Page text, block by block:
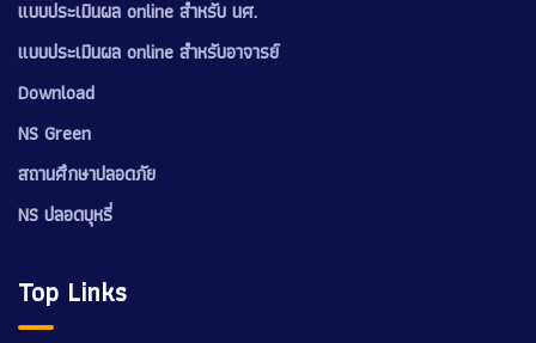
แบบประเมินผล online สำหรับ นศ.
แบบประเมินผล online สำหรับอาจารย์
Download
NS Green
สถานศึกษาปลอดภัย
NS ปลอดบุหรี่
Top Links